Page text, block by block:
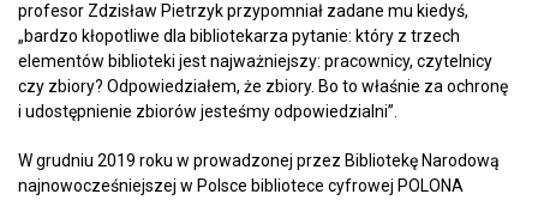
profesor Zdzisław Pietrzyk przypomniał zadane mu kiedyś,
„bardzo kłopotliwe dla bibliotekarza pytanie: który z trzech
elementów biblioteki jest najważniejszy: pracownicy, czytelnicy
czy zbiory? Odpowiedziałem, że zbiory. Bo to właśnie za ochronę
i udostępnienie zbiorów jesteśmy odpowiedzialni”.
W grudniu 2019 roku w prowadzonej przez Bibliotekę Narodową
najnowocześniejszej w Polsce bibliotece cyfrowej POLONA